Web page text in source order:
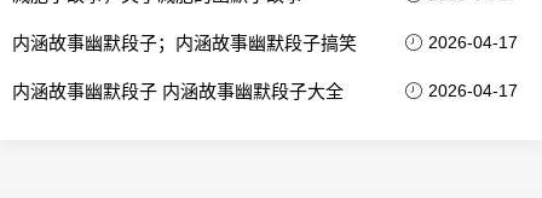
内涵故事幽默段子；内涵故事幽默段子搞笑 2026-04-17
内涵故事幽默段子 内涵故事幽默段子大全 2026-04-17